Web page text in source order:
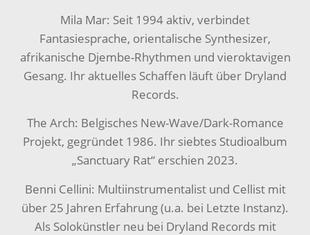
Mila Mar: Seit 1994 aktiv, verbindet
Fantasiesprache, orientalische Synthesizer,
afrikanische Djembe-Rhythmen und vieroktavigen
Gesang. Ihr aktuelles Schaffen läuft über Dryland
Records.
The Arch: Belgisches New-Wave/Dark-Romance
Projekt, gegründet 1986. Ihr siebtes Studioalbum
„Sanctuary Rat“ erschien 2023.
Benni Cellini: Multiinstrumentalist und Cellist mit
über 25 Jahren Erfahrung (u.a. bei Letzte Instanz).
Als Solokünstler neu bei Dryland Records mit